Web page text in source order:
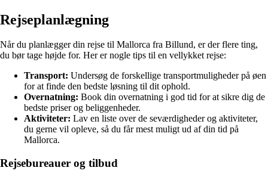
Rejseplanlægning
Når du planlægger din rejse til Mallorca fra Billund, er der flere ting,
du bør tage højde for. Her er nogle tips til en vellykket rejse:
Transport: Undersøg de forskellige transportmuligheder på øen
for at finde den bedste løsning til dit ophold.
Overnatning: Book din overnatning i god tid for at sikre dig de
bedste priser og beliggenheder.
Aktiviteter: Lav en liste over de seværdigheder og aktiviteter,
du gerne vil opleve, så du får mest muligt ud af din tid på
Mallorca.
Rejsebureauer og tilbud